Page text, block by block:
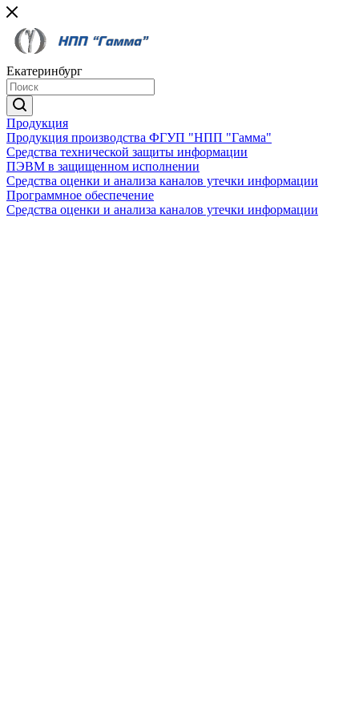
Екатеринбург
Продукция
Продукция производства ФГУП "НПП "Гамма"
Средства технической защиты информации
ПЭВМ в защищенном исполнении
Средства оценки и анализа каналов утечки информации
Программное обеспечение
Средства оценки и анализа каналов утечки информации